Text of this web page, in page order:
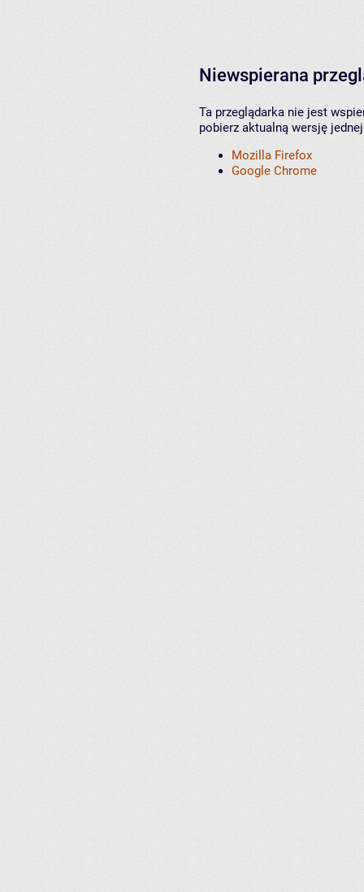
Niewspierana
Ta przeglądarka nie jest
pobierz aktualną wersję
Mozilla Firefox
Google Chrome